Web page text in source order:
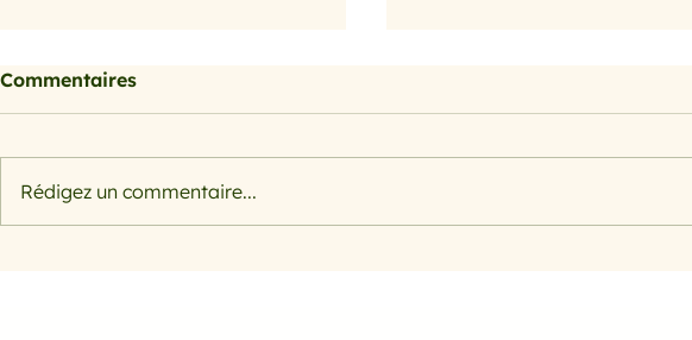
Commentaires
Rédigez un commentaire...